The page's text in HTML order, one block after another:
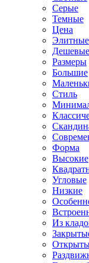
Серые
Темные
Цена
Элитные
Дешевые
Размеры
Большие
Стиль
Форма
Высокие
Угловые
Низкие
Из